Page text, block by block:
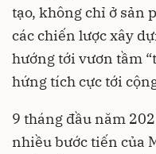
tạo, không chỉ ở sản
các chiến lược xây
hướng tới vươn tầm
hứng tích cực tới
9 tháng đầu năm
nhiều bước tiến của